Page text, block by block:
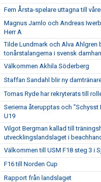
Fem Årsta-spelare uttagna till
Magnus Jarnlo och Andreas
Herr A
Tilde Lundmark och Alva Ahlgren
tonårstalangerna i svensk
Välkommen Akhila Söderberg
Staffan Sandahl blir ny
Tomas Ryde har rekryterats till
Serierna återupptas och
U19
Vilgot Bergman kallad till
utvecklingslandslaget i
Välkommen till USM F18 steg 3 i
F16 till Norden Cup
Rapport från landslaget